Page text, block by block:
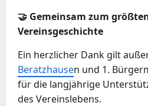
🤝 Gemeinsam zum
Vereinsgeschichte
Ein herzlicher Dank gilt
Beratzhausen und 1.
für die langjährige
des Vereinslebens.